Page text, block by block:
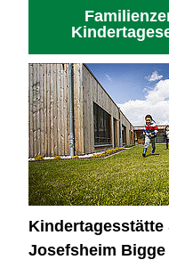
Josefsheim Bigge